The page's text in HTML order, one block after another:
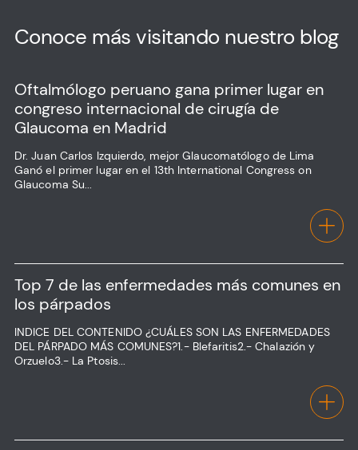
Conoce más visitando nuestro blog
Oftalmólogo peruano gana primer lugar en
congreso internacional de cirugía de
Glaucoma en Madrid
Dr. Juan Carlos Izquierdo, mejor Glaucomatólogo de Lima
Ganó el primer lugar en el 13th International Congress on
Glaucoma Su...
Top 7 de las enfermedades más comunes en
los párpados
INDICE DEL CONTENIDO ¿CUÁLES SON LAS ENFERMEDADES
DEL PÁRPADO MÁS COMUNES?1.- Blefaritis2.- Chalazión y
Orzuelo3.- La Ptosis...